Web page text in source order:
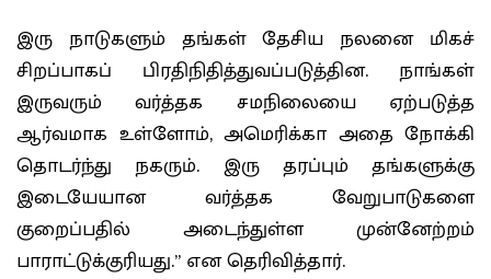
இரு நாடுகளும் தங்கள் தேசிய நலனை மிகச்
சிறப்பாகப் பிரதிநிதித்துவப்படுத்தின. நாங்கள்
இருவரும் வர்த்தக சமநிலையை ஏற்படுத்த
ஆர்வமாக உள்ளோம், அமெரிக்கா அதை நோக்கி
தொடர்ந்து நகரும். இரு தரப்பும் தங்களுக்கு
இடையேயான வர்த்தக வேறுபாடுகளை
குறைப்பதில் அடைந்துள்ள முன்னேற்றம்
பாராட்டுக்குரியது.” என தெரிவித்தார்.